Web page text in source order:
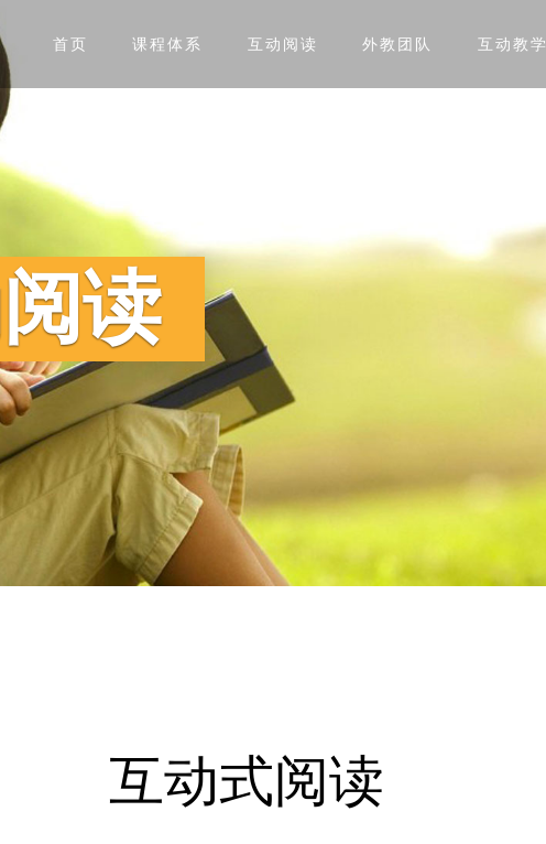
首页 课程体系 互动阅读 外教团队 互动教学
读
互动式阅读